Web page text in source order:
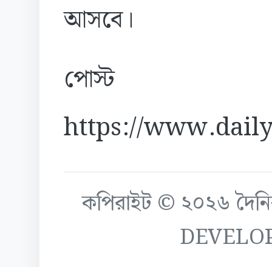
আসবে।
https://
কপিরাইট © ২০২৬